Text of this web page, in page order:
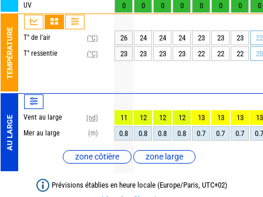
UV
TEMPÉRATURE T° de l'air
(°C)
T° ressentie
(°C)
AU LARGE Vent au large
(nd)
Mer au large
(m)
zone côtière zone large
0 0 0 0 0 0 0 0
26 24 24 24 23 23 23
22
23
23 23 23 22 22 22 20
11 12 12 12 13 13 13
13
0.8
0.8 0.8 0.8 0.7 0.7 0.7 0.7
Prévisions établies en heure locale (Europe/Paris, UTC+02)